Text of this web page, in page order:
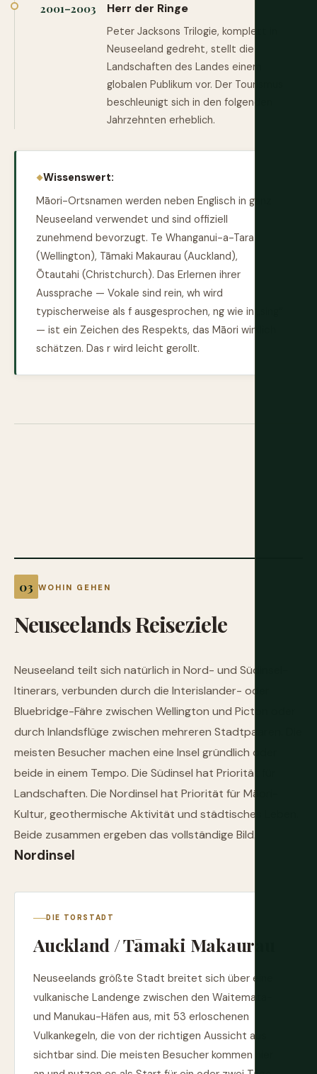
2001–2003 Herr der Ringe
Peter Jacksons Trilogie, komplett in
Neuseeland gedreht, stellt die
Landschaften des Landes einem
globalen Publikum vor. Der Tourismus
beschleunigt sich in den folgenden
Jahrzehnten erheblich.
Wissenswert:
Māori-Ortsnamen werden neben Englisch in ganz
Neuseeland verwendet und sind offiziell
zunehmend bevorzugt. Te Whanganui-a-Tara
(Wellington), Tāmaki Makaurau (Auckland),
Ōtautahi (Christchurch). Das Erlernen ihrer
Aussprache — Vokale sind rein, wh wird
typischerweise als f ausgesprochen, ng wie in „sing“
— ist ein Zeichen des Respekts, das Māori wirklich
schätzen. Das r wird leicht gerollt.
WOHIN GEHEN
NeuseelandsReiseziele
Neuseeland teilt sich natürlich in Nord- und Südinsel-
Itinerars, verbunden durch die Interislander- oder
Bluebridge-Fähre zwischen Wellington und Picton oder
durch Inlandsflüge zwischen mehreren Stadtpaaren. Die
meisten Besucher machen eine Insel gründlich oder
beide in einem Tempo. Die Südinsel hat Priorität für
Landschaften. Die Nordinsel hat Priorität für Māori-
Kultur, geothermische Aktivität und städtisches Leben.
Beide zusammen ergeben das vollständige Bild.
Nordinsel
DIE TORSTADT
Auckland / Tāmaki Makaurau
Neuseelands größte Stadt breitet sich über eine
vulkanische Landenge zwischen den Waitemata-
und Manukau-Häfen aus, mit 53 erloschenen
Vulkankegeln, die von der richtigen Aussicht aus
sichtbar sind. Die meisten Besucher kommen hier